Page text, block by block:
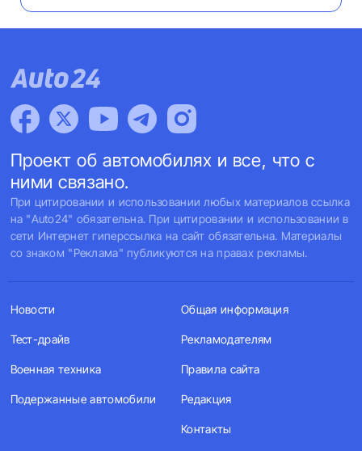
Проект об автомобилях и все, что с
ними связано.
При цитировании и использовании любых материалов ссылка
на "Auto24" обязательна. При цитировании и использовании в
сети Интернет гиперссылка на сайт обязательна. Материалы
со знаком "Реклама" публикуются на правах рекламы.
Новости
Тест-драйв
Военная техника
Подержанные автомобили
Общая информация
Рекламодателям
Правила сайта
Редакция
Контакты